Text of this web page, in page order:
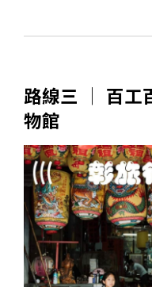
路線三 │ 百工
物館